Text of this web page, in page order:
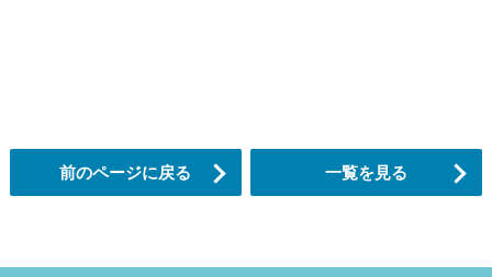
前のページに戻る 一覧を見る